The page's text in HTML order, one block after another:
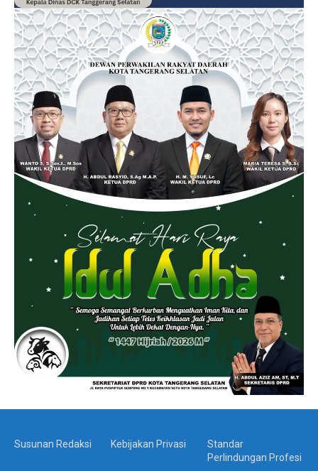
Susunan Redaksi Kebijakan Privasi
Standar
Perlindungan Profesi